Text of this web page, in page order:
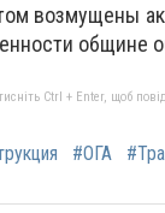
возмущены
общине
Ctrl + Enter, щоб
#ОГА